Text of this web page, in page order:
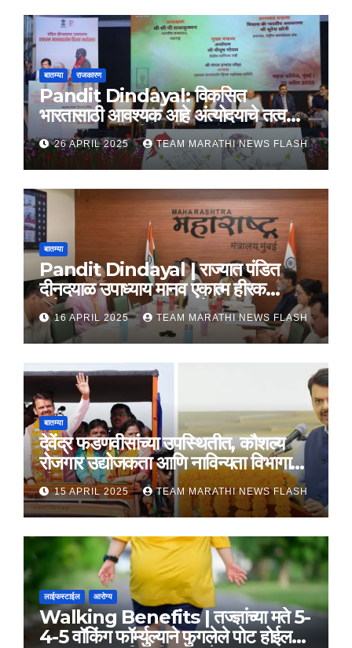
बातम्या राजकारण
Pandit Dindayal: विकसित
भारतासाठी आवश्यक आहे अंत्योदयाचे तत्वज्ञान
– राज्यपाल सी. पी. राधाकृष्णन
26 APRIL 2025 TEAM MARATHI NEWS FLASH
बातम्या
Pandit Dindayal | राज्यात पंडित
दीनदयाळ उपाध्याय मानव एकात्म हीरक
महोत्सव, 22-25 दरम्यान होणार साजरा
16 APRIL 2025 TEAM MARATHI NEWS FLASH
बातम्या
देवेंद्र फडणवीसांच्या उपस्थितीत, कौशल्य
रोजगार उद्योजकता आणि नाविन्यता विभागाचे
तीन सामंजस्य करार
15 APRIL 2025 TEAM MARATHI NEWS FLASH
लाईफस्टाईल आरोग्य
Walking Benefits | तज्ज्ञांच्या मते 5-
4-5 वॉकिंग फॉर्म्युल्याने फुगलेले पोट होईल